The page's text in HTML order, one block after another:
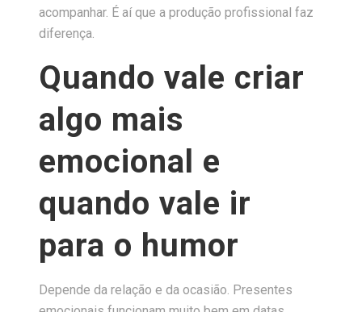
acompanhar. É aí que a produção profissional faz
diferença.
Quando vale criar
algo mais
emocional e
quando vale ir
para o humor
Depende da relação e da ocasião. Presentes